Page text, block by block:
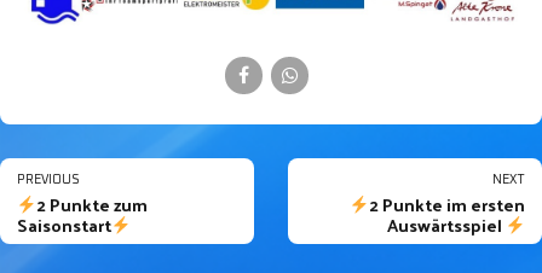
PREVIOUS
2 Punkte zum
Saisonstart
NEXT
2 Punkte im ersten
Auswärtsspiel